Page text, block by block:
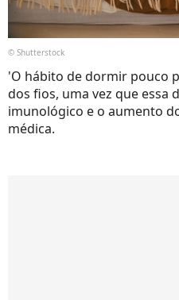
© Shutterstock
'O hábito de dormir pouco
dos fios, uma vez que essa
imunológico e o aumento
médica.